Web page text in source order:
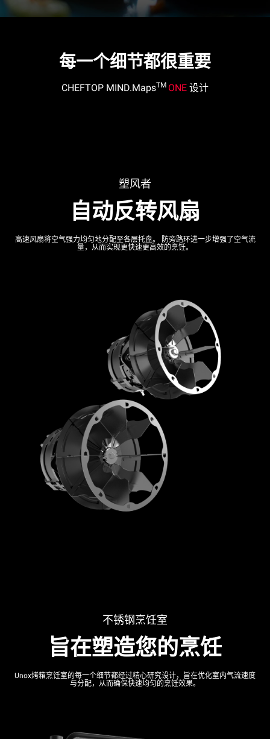
每一个细节都很重要
CHEFTOP MIND.MapsTM ONE 设计
塑风者
自动反转风扇
高速风扇将空气强力均匀地分配至各层托盘。 防旁路环进一步增强了空气流
量，从而实现更快速更高效的烹饪。
不锈钢烹饪室
旨在塑造您的烹饪
Unox烤箱烹饪室的每一个细节都经过精心研究设计，旨在优化室内气流速度
与分配，从而确保快速均匀的烹饪效果。